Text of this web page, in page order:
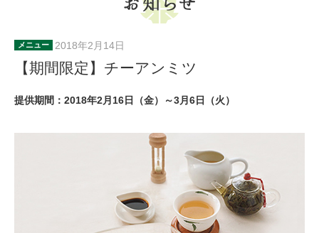
メニュー 2018年2月14日
【期間限定】チーアンミツ
提供期間：2018年2月16日（金）～3月6日（火）